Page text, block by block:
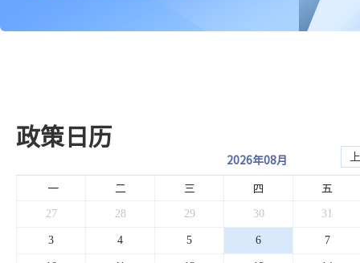
政策日历
2026年08月
一
二 三 四 五
27 28 29 30 31
3 4 5 6 7